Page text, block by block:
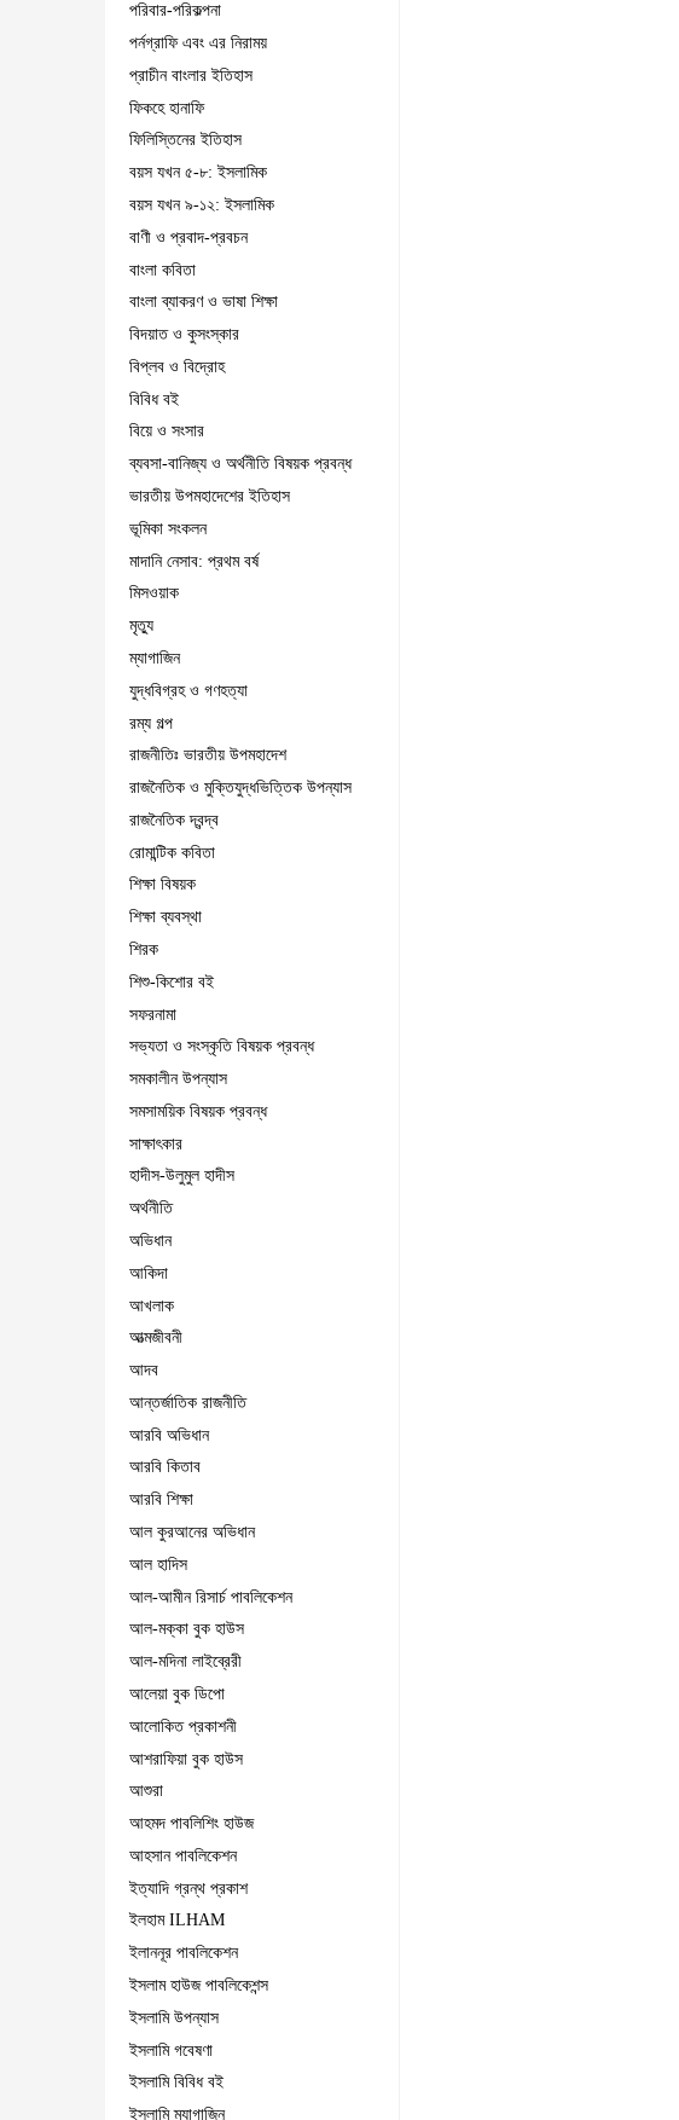
পরিবার-পরিকল্পনা
পর্নগ্রাফি এবং এর নিরাময়
প্রাচীন বাংলার ইতিহাস
ফিকহে হানাফি
ফিলিস্তিনের ইতিহাস
বয়স যখন ৫-৮: ইসলামিক
বয়স যখন ৯-১২: ইসলামিক
বাণী ও প্রবাদ-প্রবচন
বাংলা কবিতা
বাংলা ব্যাকরণ ও ভাষা শিক্ষা
বিদয়াত ও কুসংস্কার
বিপ্লব ও বিদ্রোহ
বিবিধ বই
বিয়ে ও সংসার
ব্যবসা-বানিজ্য ও অর্থনীতি বিষয়ক প্রবন্ধ
ভারতীয় উপমহাদেশের ইতিহাস
ভূমিকা সংকলন
মাদানি নেসাব: প্রথম বর্ষ
মিসওয়াক
মৃত্যু
ম্যাগাজিন
যুদ্ধবিগ্রহ ও গণহত্যা
রম্য গল্প
রাজনীতিঃ ভারতীয় উপমহাদেশ
রাজনৈতিক ও মুক্তিযুদ্ধভিত্তিক উপন্যাস
রাজনৈতিক দ্বন্দ্ব
রোমান্টিক কবিতা
শিক্ষা বিষয়ক
শিক্ষা ব্যবস্থা
শিরক
শিশু-কিশোর বই
সফরনামা
সভ্যতা ও সংস্কৃতি বিষয়ক প্রবন্ধ
সমকালীন উপন্যাস
সমসাময়িক বিষয়ক প্রবন্ধ
সাক্ষাৎকার
হাদীস-উলুমুল হাদীস
অর্থনীতি
অভিধান
আকিদা
আখলাক
আত্মজীবনী
আদব
আন্তর্জাতিক রাজনীতি
আরবি অভিধান
আরবি কিতাব
আরবি শিক্ষা
আল কুরআনের অভিধান
আল হাদিস
আল-আমীন রিসার্চ পাবলিকেশন
আল-মক্কা বুক হাউস
আল-মদিনা লাইব্রেরী
আলেয়া বুক ডিপো
আলোকিত প্রকাশনী
আশরাফিয়া বুক হাউস
আশুরা
আহমদ পাবলিশিং হাউজ
আহসান পাবলিকেশন
ইত্যাদি গ্রন্থ প্রকাশ
ইলহাম ILHAM
ইলাননূর পাবলিকেশন
ইসলাম হাউজ পাবলিকেশন্স
ইসলামি উপন্যাস
ইসলামি গবেষণা
ইসলামি বিবিধ বই
ইসলামি ম্যাগাজিন